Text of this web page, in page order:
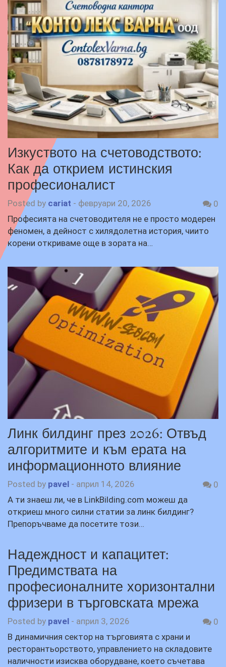
Изкуството на счетоводството:
Как да открием истинския
професионалист
Posted by cariat - февруари 20, 2026
0
Професията на счетоводителя не е просто модерен
феномен, а дейност с хилядолетна история, чиито
корени откриваме още в зората на…
Линк билдинг през 2026: Отвъд
алгоритмите и към ерата на
информационното влияние
Posted by pavel - април 14, 2026
0
А ти знаеш ли, че в LinkBilding.com можеш да
откриеш много силни статии за линк билдинг?
Препоръчваме да посетите този…
Надеждност и капацитет:
Предимствата на
професионалните хоризонтални
фризери в търговската мрежа
Posted by pavel - април 3, 2026
0
В динамичния сектор на търговията с храни и
ресторантьорството, управлението на складовите
наличности изисква оборудване, което съчетава